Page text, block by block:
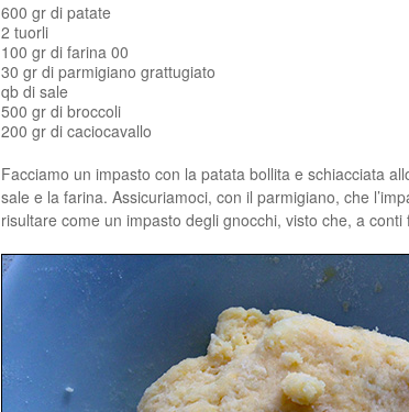
600 gr di patate
2 tuorli
100 gr di farina 00
30 gr di parmigiano grattugiato
qb di sale
500 gr di broccoli
200 gr di caciocavallo
Facciamo un impasto con la patata bollita e schiacciata
sale e la farina. Assicuriamoci, con il parmigiano, che
risultare come un impasto degli gnocchi, visto che, a